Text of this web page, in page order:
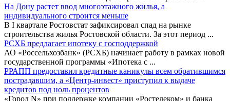
На Дону растет ввод многоэтажного жилья, а
индивидуального строится меньше
В I квартале Ростовстат зафиксировал спад на рынке
строительства жилья Ростовской области. За этот период ...
РСХБ предлагает ипотеку с господдержкой
АО «Россельхозбанк» (РСХБ) начинает работу в рамках новой
государственной программы «Ипотека с ...
РРАПП предоставил кредитные каникулы всем обратившимся
пострадавшим, а «Центр-инвест» приступил к выдаче
кредитов под ноль процентов
«Город N» при поддержке компании «Ростелеком» и банка